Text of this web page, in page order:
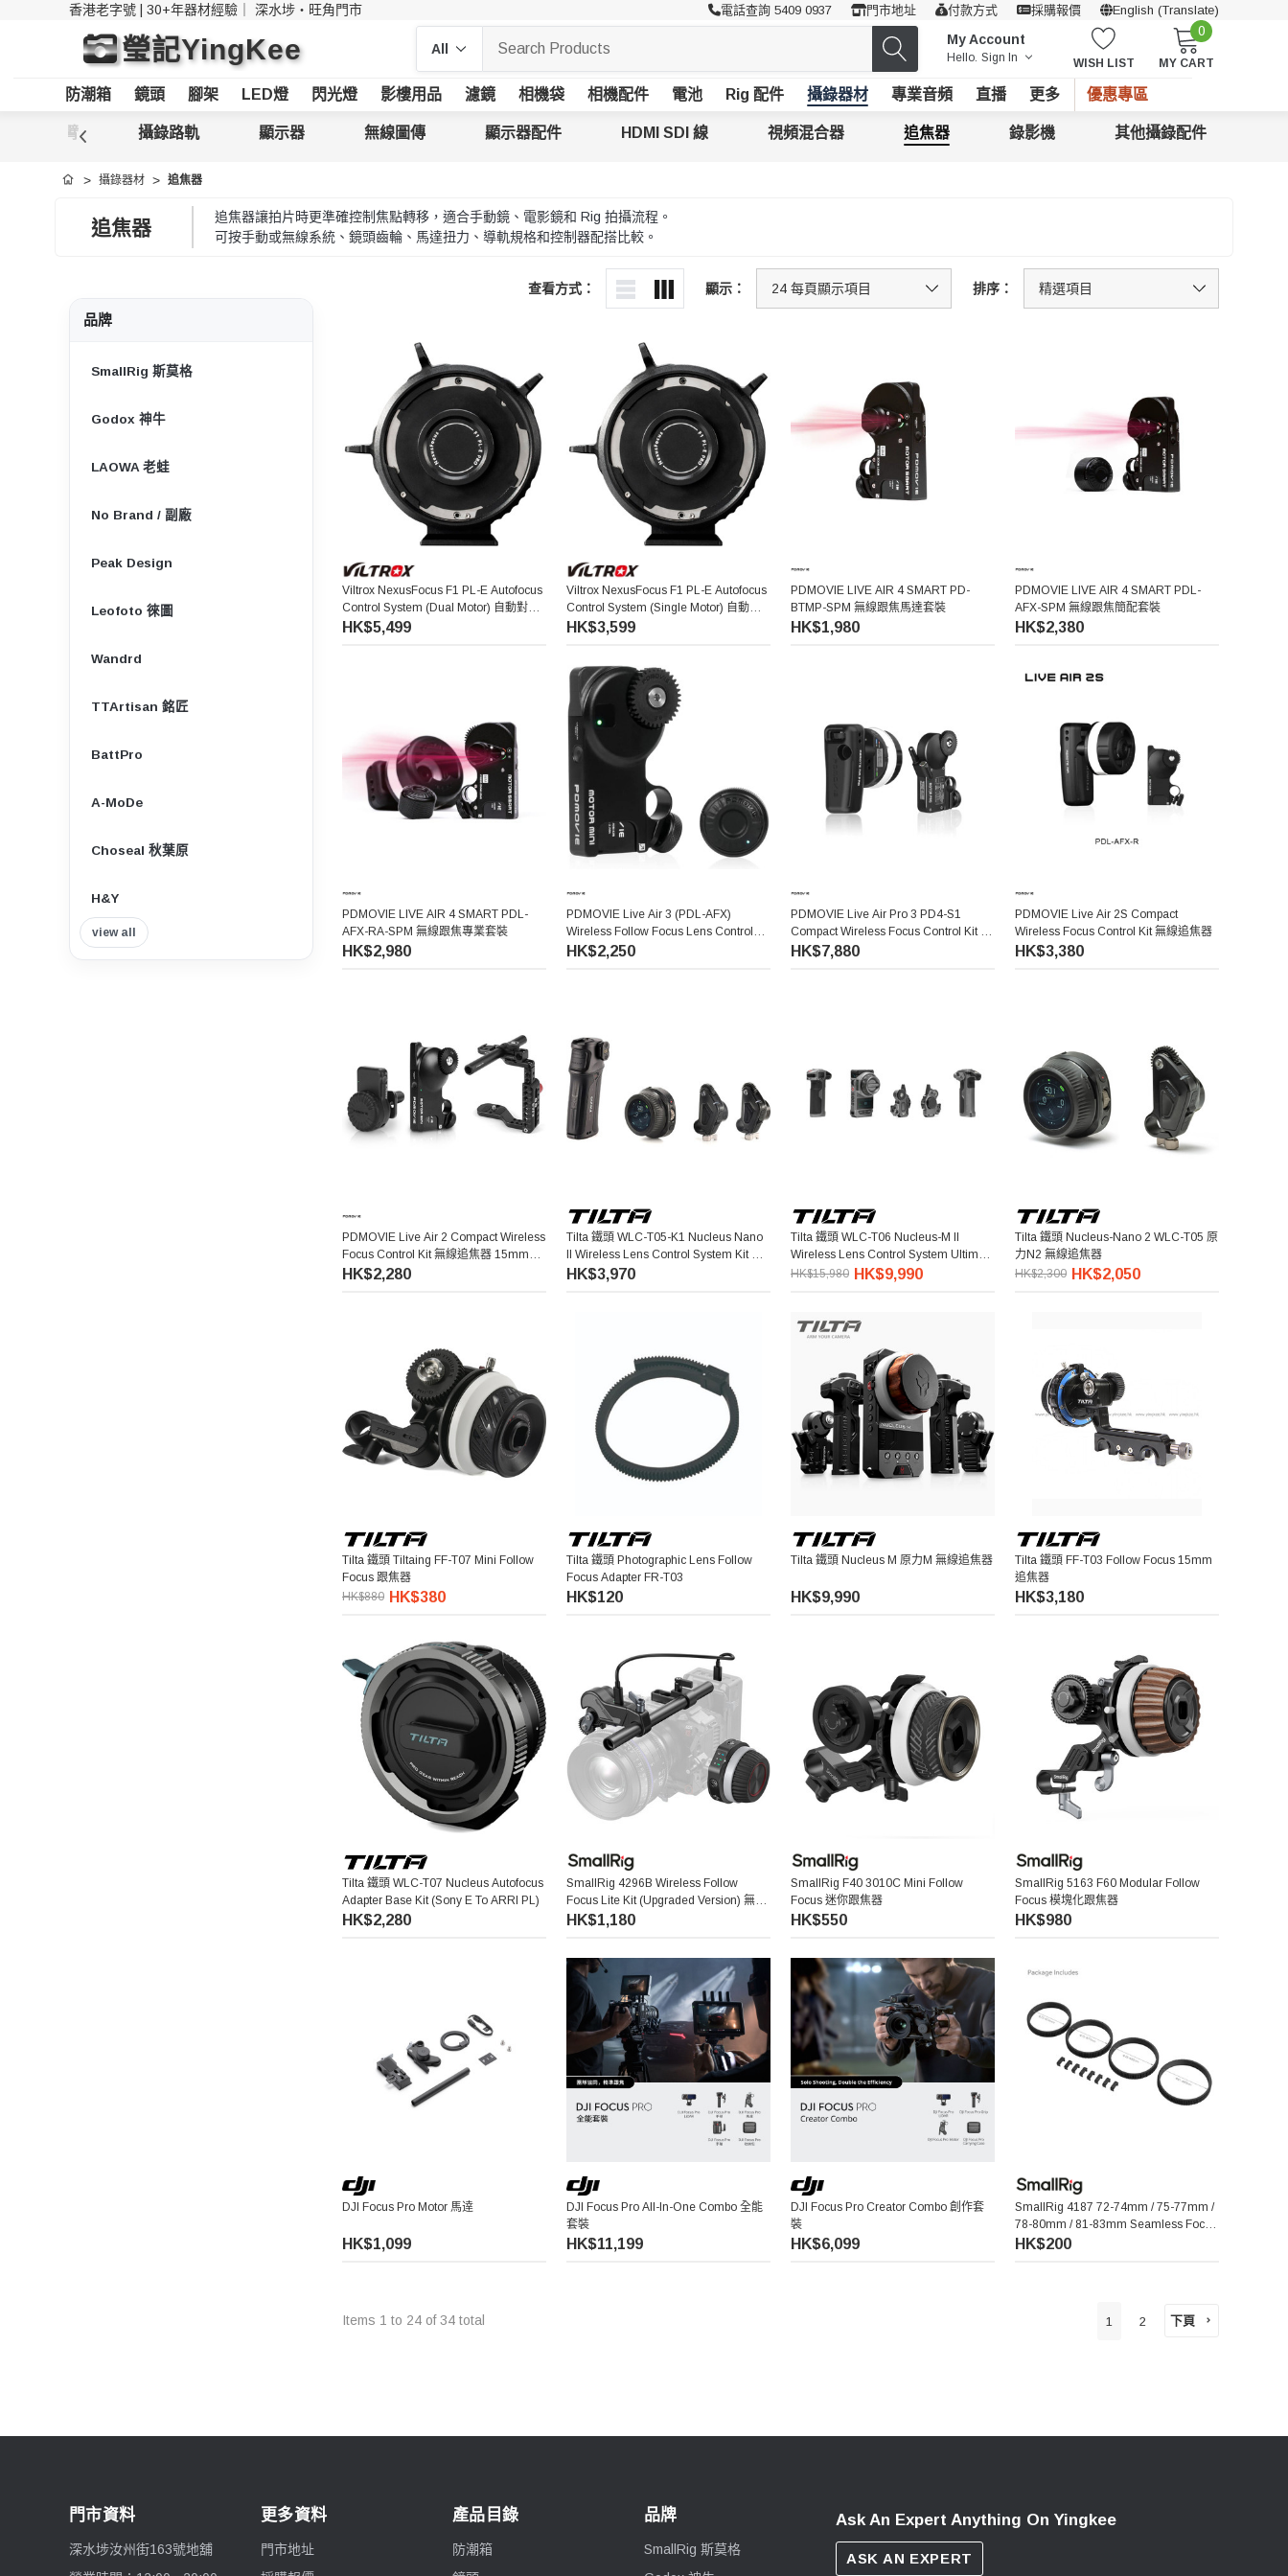
香港老字號 | 30+年器材經驗｜ 深水埗・旺角門市 電話查詢 5409 0937 門市地址 付款方式 採購報價 English (Translate)
瑩記YingKee My Account
Hello. Sign In WISH LIST
0
MY CART
防潮箱 鏡頭 腳架 LED燈 閃光燈 影樓用品 濾鏡 相機袋 相機配件 電池 Rig 配件 攝錄器材 專業音頻 直播 更多 優惠專區
電影搖臂 攝錄路軌 顯示器 無線圖傳 顯示器配件 HDMI SDI 線 視頻混合器 追焦器 錄影機 其他攝錄配件
首頁 攝錄器材 追焦器
追焦器
追焦器讓拍片時更準確控制焦點轉移，適合手動鏡、電影鏡和 Rig 拍攝流程。
可按手動或無線系統、鏡頭齒輪、馬達扭力、導軌規格和控制器配搭比較。
查看方式： 顯示： 排序：
品牌
SmallRig 斯莫格
Godox 神牛
LAOWA 老蛙
No Brand / 副廠
Peak Design
Leofoto 徠圖
Wandrd
TTArtisan 銘匠
BattPro
A-MoDe
Choseal 秋葉原
H&Y
Insta360
view all
Viltrox NexusFocus F1 PL-E Autofocus
Control System (Dual Motor) 自動對焦
轉接環 (雙摩打版)
HK$5,499
Viltrox NexusFocus F1 PL-E Autofocus
Control System (Single Motor) 自動對
焦轉接環 (單摩打版)
HK$3,599
PDMOVIE LIVE AIR 4 SMART PD-
BTMP-SPM 無線跟焦馬達套裝
HK$1,980
PDMOVIE LIVE AIR 4 SMART PDL-
AFX-SPM 無線跟焦簡配套裝
HK$2,380
PDMOVIE LIVE AIR 4 SMART PDL-
AFX-RA-SPM 無線跟焦專業套裝
HK$2,980
PDMOVIE Live Air 3 (PDL-AFX)
Wireless Follow Focus Lens Control
System
HK$2,250
PDMOVIE Live Air Pro 3 PD4-S1
Compact Wireless Focus Control Kit 無
線追焦器
HK$7,880
PDMOVIE Live Air 2S Compact
Wireless Focus Control Kit 無線追焦器
HK$3,380
PDMOVIE Live Air 2 Compact Wireless
Focus Control Kit 無線追焦器 15mm路
軌適用
HK$2,280
Tilta 鐵頭 WLC-T05-K1 Nucleus Nano
II Wireless Lens Control System Kit 無
線鏡頭控制跟焦組
HK$3,970
Tilta 鐵頭 WLC-T06 Nucleus-M II
Wireless Lens Control System Ultimate
Kit 原力M II 無線鏡頭控制跟焦組
HK$15,980 HK$9,990
Tilta 鐵頭 Nucleus-Nano 2 WLC-T05 原
力N2 無線追焦器
HK$2,300 HK$2,050
Tilta 鐵頭 Tiltaing FF-T07 Mini Follow
Focus 跟焦器
HK$880 HK$380
Tilta 鐵頭 Photographic Lens Follow
Focus Adapter FR-T03
HK$120
Tilta 鐵頭 Nucleus M 原力M 無線追焦器
HK$9,990
Tilta 鐵頭 FF-T03 Follow Focus 15mm
追焦器
HK$3,180
Tilta 鐵頭 WLC-T07 Nucleus Autofocus
Adapter Base Kit (Sony E To ARRI PL)
HK$2,280
SmallRig 4296B Wireless Follow
Focus Lite Kit (Upgraded Version) 無線
跟焦套裝 (升級版)
HK$1,180
SmallRig F40 3010C Mini Follow
Focus 迷你跟焦器
HK$550
SmallRig 5163 F60 Modular Follow
Focus 模塊化跟焦器
HK$980
DJI Focus Pro Motor 馬逹
HK$1,099
DJI Focus Pro All-In-One Combo 全能
套裝
HK$11,199
DJI Focus Pro Creator Combo‌ 創作套
裝
HK$6,099
SmallRig 4187 72-74mm / 75-77mm /
78-80mm / 81-83mm Seamless Focus
Gear Ring Kit
HK$200
Items 1 to 24 of34 total 1 2 下頁
門市資料
深水埗汝州街163號地舖
更多資料
門市地址
產品目錄
防潮箱
品牌
SmallRig 斯莫格
Ask An Expert Anything On Yingkee
ASK AN EXPERT